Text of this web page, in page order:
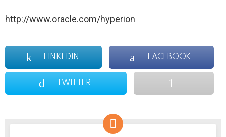
http://www.oracle.com/hyperion
LINKEDIN FACEBOOK
TWITTER